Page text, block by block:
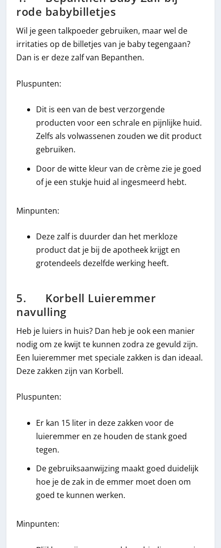
rode babybilletjes
Wil je geen talkpoeder gebruiken, maar wel de
irritaties op de billetjes van je baby tegengaan?
Dan is er deze zalf van Bepanthen.
Pluspunten:
Dit is een van de best verzorgende
producten voor een schrale en pijnlijke huid.
Zelfs als volwassenen zouden we dit product
gebruiken.
Door de witte kleur van de crème zie je goed
of je een stukje huid al ingesmeerd hebt.
Minpunten:
Deze zalf is duurder dan het merkloze
product dat je bij de apotheek krijgt en
grotendeels dezelfde werking heeft.
5. Korbell Luieremmer
navulling
Heb je luiers in huis? Dan heb je ook een manier
nodig om ze kwijt te kunnen zodra ze gevuld zijn.
Een luieremmer met speciale zakken is dan ideaal.
Deze zakken zijn van Korbell.
Pluspunten:
Er kan 15 liter in deze zakken voor de
luieremmer en ze houden de stank goed
tegen.
De gebruiksaanwijzing maakt goed duidelijk
hoe je de zak in de emmer moet doen om
goed te kunnen werken.
Minpunten: